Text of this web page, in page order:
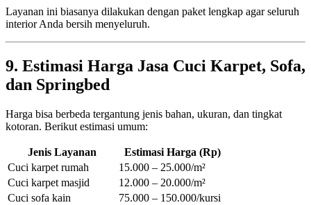
Layanan ini biasanya dilakukan dengan paket lengkap agar seluruh
interior Anda bersih menyeluruh.
9. Estimasi Harga Jasa Cuci Karpet, Sofa,
dan Springbed
Harga bisa berbeda tergantung jenis bahan, ukuran, dan tingkat
kotoran. Berikut estimasi umum:
Jenis Layanan
Estimasi Harga (Rp)
Cuci karpet rumah
15.000 – 25.000/m²
Cuci karpet masjid
12.000 – 20.000/m²
Cuci sofa kain
75.000 – 150.000/kursi